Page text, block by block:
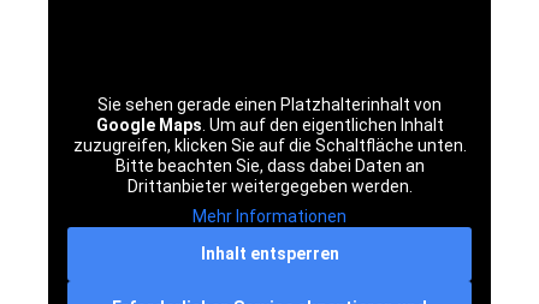
Sie sehen gerade einen Platzhalterinhalt von
Google Maps . Um auf den eigentlichen Inhalt
zuzugreifen, klicken Sie auf die Schaltfläche unten.
Bitte beachten Sie, dass dabei Daten an
Drittanbieter weitergegeben werden.
Mehr Informationen
Inhalt entsperren